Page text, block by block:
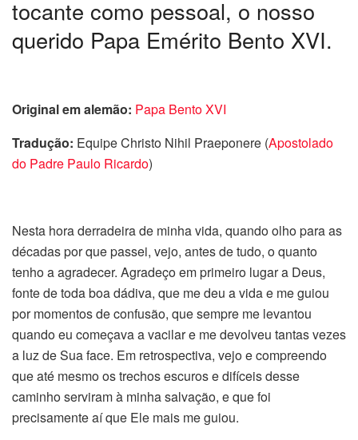
tocante como pessoal, o nosso
querido Papa Emérito Bento XVI.
Original em alemão: Papa Bento XVI
Tradução: Equipe Christo Nihil Praeponere (Apostolado
do Padre Paulo Ricardo)
Nesta hora derradeira de minha vida, quando olho para as
décadas por que passei, vejo, antes de tudo, o quanto
tenho a agradecer. Agradeço em primeiro lugar a Deus,
fonte de toda boa dádiva, que me deu a vida e me guiou
por momentos de confusão, que sempre me levantou
quando eu começava a vacilar e me devolveu tantas vezes
a luz de Sua face. Em retrospectiva, vejo e compreendo
que até mesmo os trechos escuros e difíceis desse
caminho serviram à minha salvação, e que foi
precisamente aí que Ele mais me guiou.